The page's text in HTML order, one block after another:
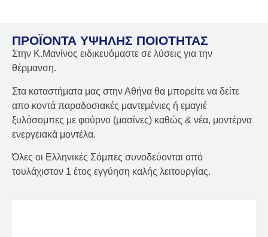
ΠΡΟΪΌΝΤΑ ΥΨΗΛΉΣ ΠΟΙΌΤΗΤΑΣ
Στην Κ.Μανίνος ειδικευόμαστε σε λύσεις για την
θέρμανση.
Στα καταστήματα μας στην Αθήνα θα μπορείτε να δείτε
απο κοντά παραδοσιακές μαντεμένιες ή εμαγιέ
ξυλόσομπες με φούρνο (μασίνες) καθώς & νέα, μοντέρνα
ενεργειακά μοντέλα.
Όλες οι Ελληνικές Σόμπες συνοδεύονται από
τουλάχιστον 1 έτος εγγύηση καλής λειτουργίας.